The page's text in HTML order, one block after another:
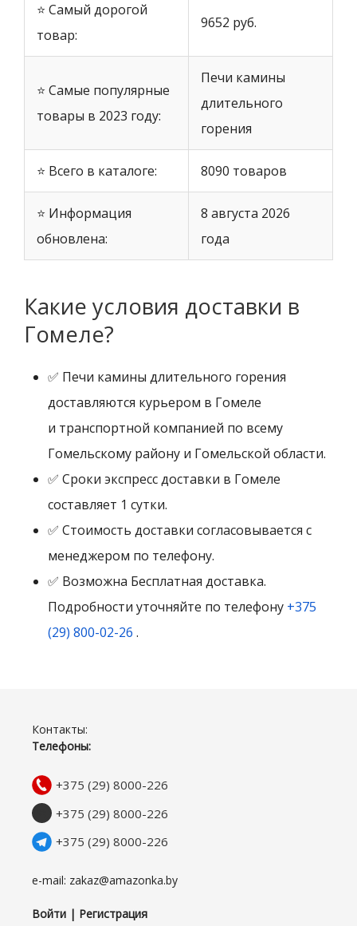
⭐ Самый дорогой
товар:
9652 руб.
⭐ Самые популярные
товары в 2023 году:
Печи камины
длительного
горения
⭐ Всего в каталоге: 8090 товаров
⭐ Информация
обновлена:
8 августа 2026
года
Какие условия доставки в
Гомеле?
✅ Печи камины длительного горения
доставляются курьером в Гомеле
и транспортной компанией по всему
Гомельскому району и Гомельской области.
✅ Сроки экспресс доставки в Гомеле
составляет 1 сутки.
✅ Стоимость доставки согласовывается с
менеджером по телефону.
✅ Возможна Бесплатная доставка.
Подробности уточняйте по телефону +375
(29) 800-02-26 .
Контакты:
Телефоны:
+375 (29) 8000-226
+375 (29) 8000-226
+375 (29) 8000-226
e-mail: zakaz@amazonka.by
Войти | Регистрация